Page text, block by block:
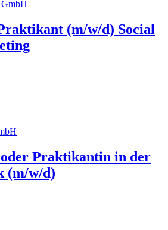
(m/w/d) Social
Praktikantin in der
(m/w/d)